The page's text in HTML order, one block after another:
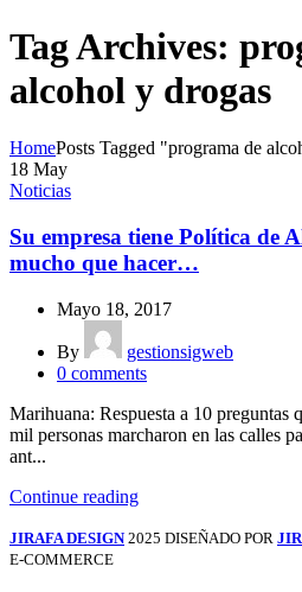
Tag Archives:
alcohol y drogas
HomePosts Tagged "programa de
18 May
Noticias
Su empresa tiene Política de
mucho que hacer…
Mayo 18, 2017
By
gestionsigweb
0 comments
Marihuana: Respuesta a 10 preguntas
mil personas marcharon en las calles
ant...
Continue reading
JIRAFA DESIGN 2025 DISEÑADO POR
E-COMMERCE